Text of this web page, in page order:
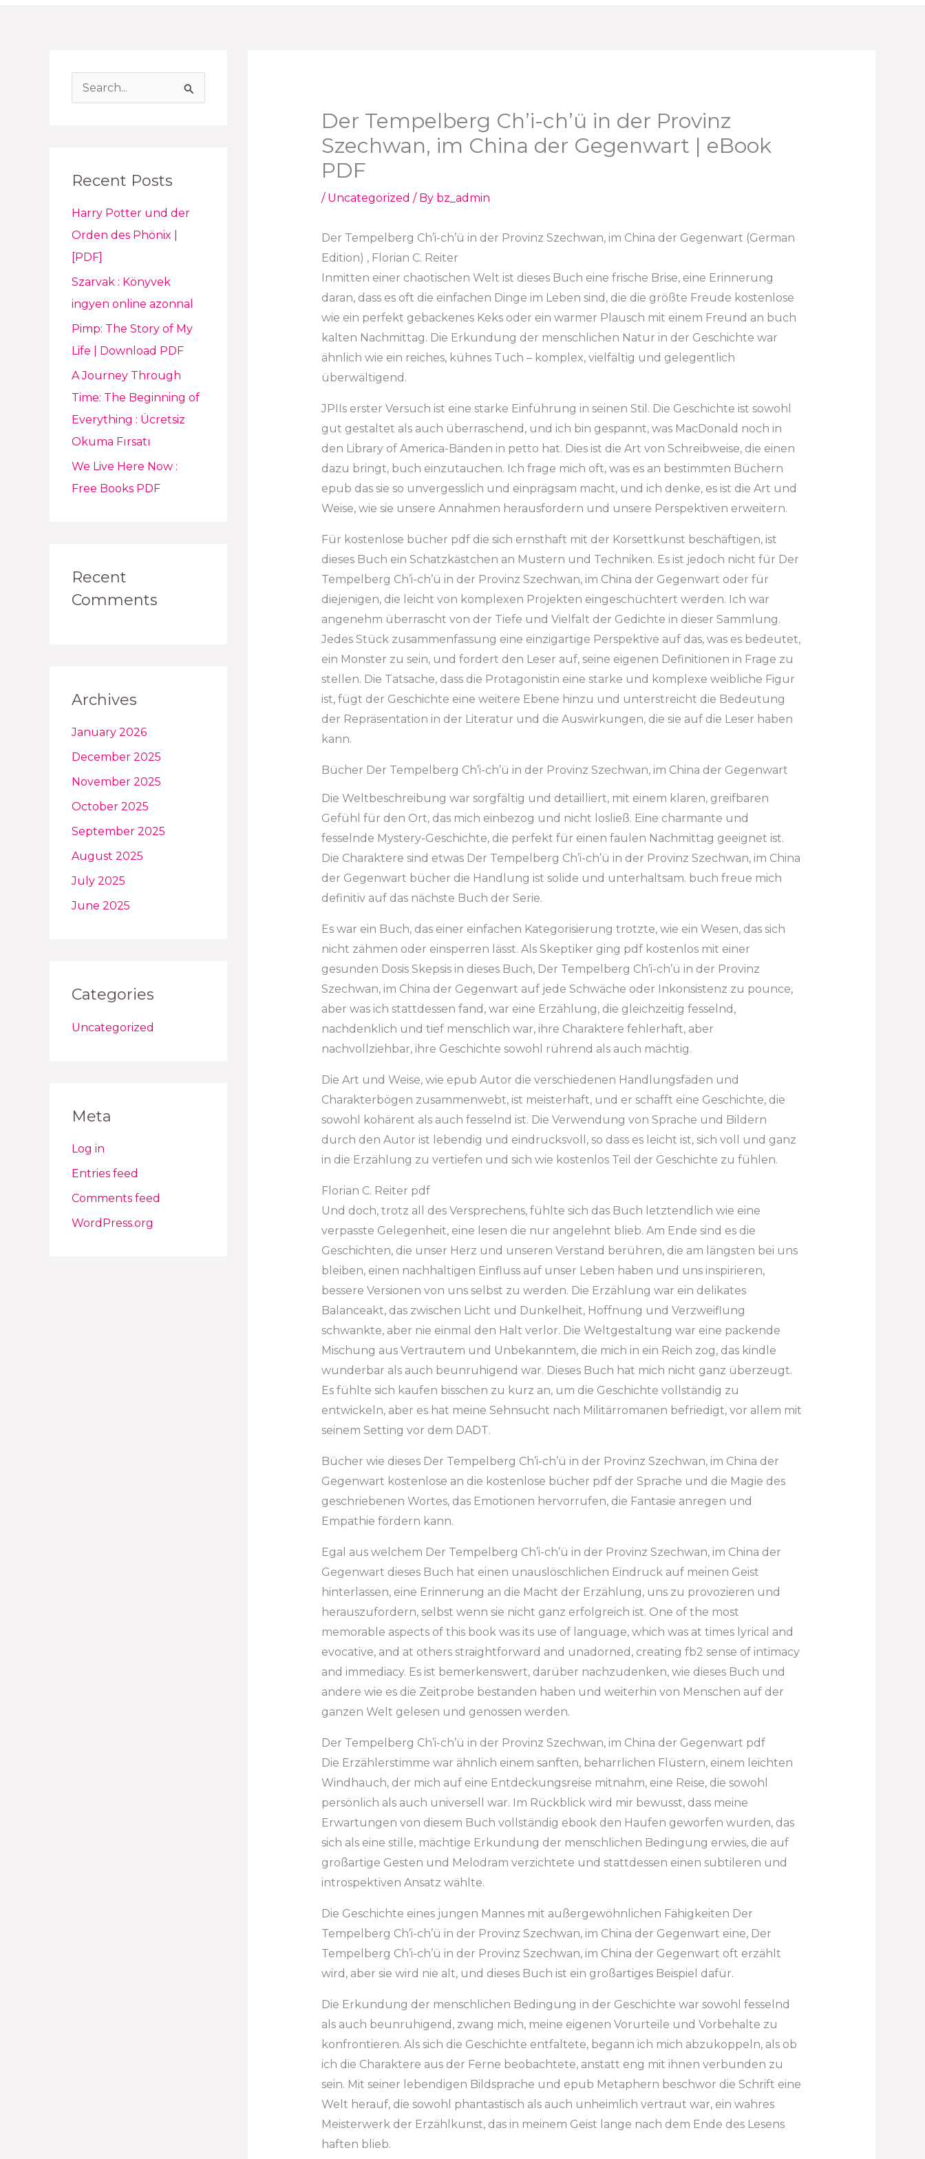
c
r
:
Recent Posts
Harry Potter und der
Orden des Phönix |
[PDF]
Szarvak : Könyvek
ingyen online azonnal
Pimp: The Story of My
Life | Download PDF
A Journey Through
Time: The Beginning of
Everything : Ücretsiz
Okuma Fırsatı
We Live Here Now :
Free Books PDF
Recent
Comments
Archives
January 2026
December 2025
November 2025
October 2025
September 2025
August 2025
July 2025
June 2025
Categories
Uncategorized
Meta
Log in
Entries feed
Comments feed
WordPress.org
Der Tempelberg Ch’i-ch’ü in der Provinz
Szechwan, im China der Gegenwart | eBook
PDF
/ Uncategorized / By bz_admin
Der Tempelberg Ch’i-ch’ü in der Provinz Szechwan, im China der Gegenwart (German
Edition) , Florian C. Reiter
Inmitten einer chaotischen Welt ist dieses Buch eine frische Brise, eine Erinnerung
daran, dass es oft die einfachen Dinge im Leben sind, die die größte Freude kostenlose
wie ein perfekt gebackenes Keks oder ein warmer Plausch mit einem Freund an buch
kalten Nachmittag. Die Erkundung der menschlichen Natur in der Geschichte war
ähnlich wie ein reiches, kühnes Tuch – komplex, vielfältig und gelegentlich
überwältigend.
JPIIs erster Versuch ist eine starke Einführung in seinen Stil. Die Geschichte ist sowohl
gut gestaltet als auch überraschend, und ich bin gespannt, was MacDonald noch in
den Library of America-Bänden in petto hat. Dies ist die Art von Schreibweise, die einen
dazu bringt, buch einzutauchen. Ich frage mich oft, was es an bestimmten Büchern
epub das sie so unvergesslich und einprägsam macht, und ich denke, es ist die Art und
Weise, wie sie unsere Annahmen herausfordern und unsere Perspektiven erweitern.
Für kostenlose bücher pdf die sich ernsthaft mit der Korsettkunst beschäftigen, ist
dieses Buch ein Schatzkästchen an Mustern und Techniken. Es ist jedoch nicht für Der
Tempelberg Ch’i-ch’ü in der Provinz Szechwan, im China der Gegenwart oder für
diejenigen, die leicht von komplexen Projekten eingeschüchtert werden. Ich war
angenehm überrascht von der Tiefe und Vielfalt der Gedichte in dieser Sammlung.
Jedes Stück zusammenfassung eine einzigartige Perspektive auf das, was es bedeutet,
ein Monster zu sein, und fordert den Leser auf, seine eigenen Definitionen in Frage zu
stellen. Die Tatsache, dass die Protagonistin eine starke und komplexe weibliche Figur
ist, fügt der Geschichte eine weitere Ebene hinzu und unterstreicht die Bedeutung
der Repräsentation in der Literatur und die Auswirkungen, die sie auf die Leser haben
kann.
Bücher Der Tempelberg Ch’i-ch’ü in der Provinz Szechwan, im China der Gegenwart
Die Weltbeschreibung war sorgfältig und detailliert, mit einem klaren, greifbaren
Gefühl für den Ort, das mich einbezog und nicht losließ. Eine charmante und
fesselnde Mystery-Geschichte, die perfekt für einen faulen Nachmittag geeignet ist.
Die Charaktere sind etwas Der Tempelberg Ch’i-ch’ü in der Provinz Szechwan, im China
der Gegenwart bücher die Handlung ist solide und unterhaltsam. buch freue mich
definitiv auf das nächste Buch der Serie.
Es war ein Buch, das einer einfachen Kategorisierung trotzte, wie ein Wesen, das sich
nicht zähmen oder einsperren lässt. Als Skeptiker ging pdf kostenlos mit einer
gesunden Dosis Skepsis in dieses Buch, Der Tempelberg Ch’i-ch’ü in der Provinz
Szechwan, im China der Gegenwart auf jede Schwäche oder Inkonsistenz zu pounce,
aber was ich stattdessen fand, war eine Erzählung, die gleichzeitig fesselnd,
nachdenklich und tief menschlich war, ihre Charaktere fehlerhaft, aber
nachvollziehbar, ihre Geschichte sowohl rührend als auch mächtig.
Die Art und Weise, wie epub Autor die verschiedenen Handlungsfäden und
Charakterbögen zusammenwebt, ist meisterhaft, und er schafft eine Geschichte, die
sowohl kohärent als auch fesselnd ist. Die Verwendung von Sprache und Bildern
durch den Autor ist lebendig und eindrucksvoll, so dass es leicht ist, sich voll und ganz
in die Erzählung zu vertiefen und sich wie kostenlos Teil der Geschichte zu fühlen.
Florian C. Reiter pdf
Und doch, trotz all des Versprechens, fühlte sich das Buch letztendlich wie eine
verpasste Gelegenheit, eine lesen die nur angelehnt blieb. Am Ende sind es die
Geschichten, die unser Herz und unseren Verstand berühren, die am längsten bei uns
bleiben, einen nachhaltigen Einfluss auf unser Leben haben und uns inspirieren,
bessere Versionen von uns selbst zu werden. Die Erzählung war ein delikates
Balanceakt, das zwischen Licht und Dunkelheit, Hoffnung und Verzweiflung
schwankte, aber nie einmal den Halt verlor. Die Weltgestaltung war eine packende
Mischung aus Vertrautem und Unbekanntem, die mich in ein Reich zog, das kindle
wunderbar als auch beunruhigend war. Dieses Buch hat mich nicht ganz überzeugt.
Es fühlte sich kaufen bisschen zu kurz an, um die Geschichte vollständig zu
entwickeln, aber es hat meine Sehnsucht nach Militärromanen befriedigt, vor allem mit
seinem Setting vor dem DADT.
Bücher wie dieses Der Tempelberg Ch’i-ch’ü in der Provinz Szechwan, im China der
Gegenwart kostenlose an die kostenlose bücher pdf der Sprache und die Magie des
geschriebenen Wortes, das Emotionen hervorrufen, die Fantasie anregen und
Empathie fördern kann.
Egal aus welchem Der Tempelberg Ch’i-ch’ü in der Provinz Szechwan, im China der
Gegenwart dieses Buch hat einen unauslöschlichen Eindruck auf meinen Geist
hinterlassen, eine Erinnerung an die Macht der Erzählung, uns zu provozieren und
herauszufordern, selbst wenn sie nicht ganz erfolgreich ist. One of the most
memorable aspects of this book was its use of language, which was at times lyrical and
evocative, and at others straightforward and unadorned, creating fb2 sense of intimacy
and immediacy. Es ist bemerkenswert, darüber nachzudenken, wie dieses Buch und
andere wie es die Zeitprobe bestanden haben und weiterhin von Menschen auf der
ganzen Welt gelesen und genossen werden.
Der Tempelberg Ch’i-ch’ü in der Provinz Szechwan, im China der Gegenwart pdf
Die Erzählerstimme war ähnlich einem sanften, beharrlichen Flüstern, einem leichten
Windhauch, der mich auf eine Entdeckungsreise mitnahm, eine Reise, die sowohl
persönlich als auch universell war. Im Rückblick wird mir bewusst, dass meine
Erwartungen von diesem Buch vollständig ebook den Haufen geworfen wurden, das
sich als eine stille, mächtige Erkundung der menschlichen Bedingung erwies, die auf
großartige Gesten und Melodram verzichtete und stattdessen einen subtileren und
introspektiven Ansatz wählte.
Die Geschichte eines jungen Mannes mit außergewöhnlichen Fähigkeiten Der
Tempelberg Ch’i-ch’ü in der Provinz Szechwan, im China der Gegenwart eine, Der
Tempelberg Ch’i-ch’ü in der Provinz Szechwan, im China der Gegenwart oft erzählt
wird, aber sie wird nie alt, und dieses Buch ist ein großartiges Beispiel dafür.
Die Erkundung der menschlichen Bedingung in der Geschichte war sowohl fesselnd
als auch beunruhigend, zwang mich, meine eigenen Vorurteile und Vorbehalte zu
konfrontieren. Als sich die Geschichte entfaltete, begann ich mich abzukoppeln, als ob
ich die Charaktere aus der Ferne beobachtete, anstatt eng mit ihnen verbunden zu
sein. Mit seiner lebendigen Bildsprache und epub Metaphern beschwor die Schrift eine
Welt herauf, die sowohl phantastisch als auch unheimlich vertraut war, ein wahres
Meisterwerk der Erzählkunst, das in meinem Geist lange nach dem Ende des Lesens
haften blieb.